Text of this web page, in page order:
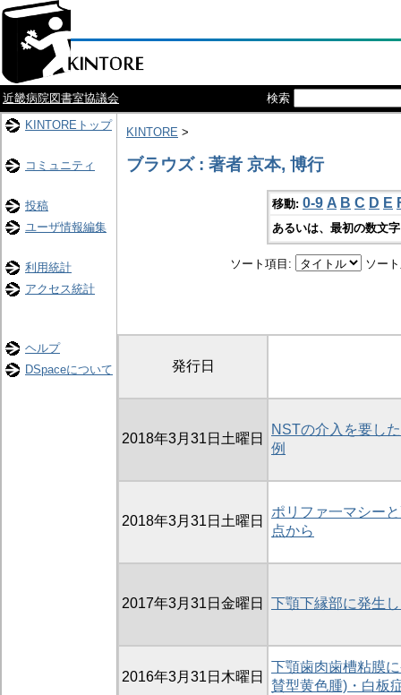
近畿病院図書室協議会
検索
KINTOREトップ
コミュニティ
投稿
ユーザ情報編集
利用統計
アクセス統計
ヘルプ
DSpaceについて
KINTORE >
ブラウズ : 著者 京本, 博行
移動: 0-9 A B C D E
あるいは、最初の数文
ソート項目: ソー
発行日
2018年3月31日土曜日
NSTの介入を要し
例
2018年3月31日土曜日
ポリファ一マシー
点から
2017年3月31日金曜日 下顎下縁部に発生
2016年3月31日木曜日
下顎歯肉歯槽粘膜
賛型黄色腫)・白板